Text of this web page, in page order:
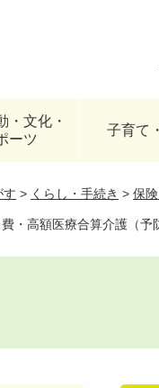
・文化・
ーツ
子育て
す > くらし・手続き > 保
・高額医療合算介護（予